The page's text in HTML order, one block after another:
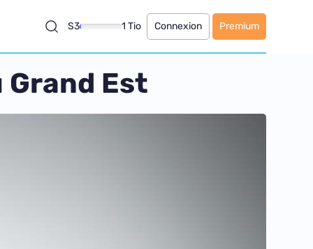
S3 1 Tio Connexion Premium
Est